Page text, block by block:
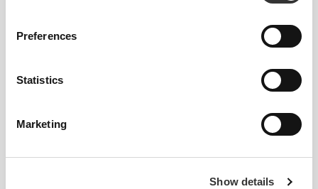
Preferences
Statistics
Marketing
Show details
μεγαλύτερο μέγεθος για πιο χαλαρή εφαρμογή ή
ένα μικρότερο για πιο στενή εφαρμογή. Τα
ακριβώς στο μέγεθος.